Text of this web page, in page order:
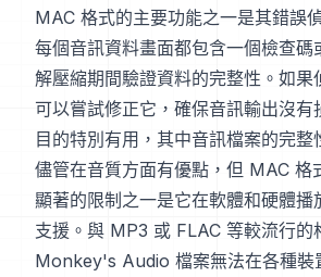
MAC 格式的主要功能之一是其錯誤
每個音訊資料畫面都包含一個檢查碼
解壓縮期間驗證資料的完整性。如果
可以嘗試修正它，確保音訊輸出沒有
目的特別有用，其中音訊檔案的完整
儘管在音質方面有優點，但 MAC 格
顯著的限制之一是它在軟體和硬體播
支援。與 MP3 或 FLAC 等較流行的
Monkey's Audio 檔案無法在各種裝